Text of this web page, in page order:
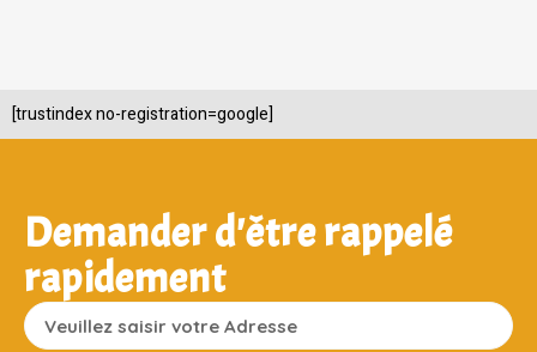
[trustindex no-registration=google]
Demander d'être rappelé
rapidement